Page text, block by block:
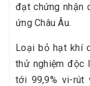
đạt chứng nhận
ứng Châu Âu.
Loại bỏ hạt khí
thử nghiệm độc
tới 99,9% vi-rút